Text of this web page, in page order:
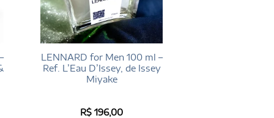
LENNARD for Men 100 ml –
Ref. L’Eau D’Issey, de Issey
Miyake
R$ 196,00